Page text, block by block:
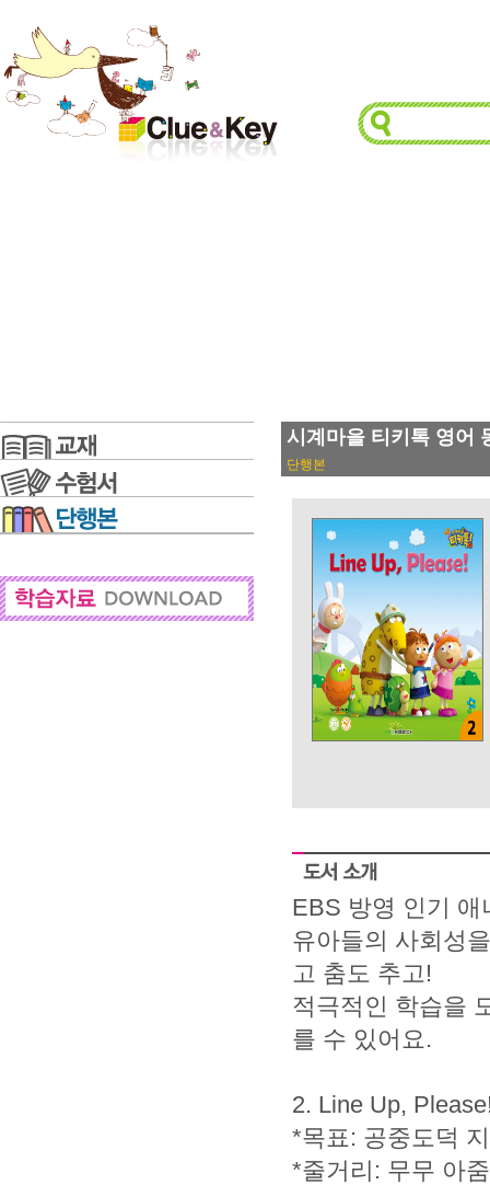
시계마을 티키톡 영어
단행본
EBS 방영 인기
유아들의 사회성
고 춤도 추고!
적극적인 학습을
를 수 있어요.
2. Line Up,
*목표: 공중도덕
*줄거리: 무무 아